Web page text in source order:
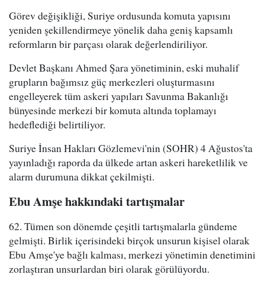
Görev değişikliği, Suriye ordusunda komuta yapısını
yeniden şekillendirmeye yönelik daha geniş kapsamlı
reformların bir parçası olarak değerlendiriliyor.
Devlet Başkanı Ahmed Şara yönetiminin, eski muhalif
grupların bağımsız güç merkezleri oluşturmasını
engelleyerek tüm askeri yapıları Savunma Bakanlığı
bünyesinde merkezi bir komuta altında toplamayı
hedeflediği belirtiliyor.
Suriye İnsan Hakları Gözlemevi'nin (SOHR) 4 Ağustos'ta
yayınladığı raporda da ülkede artan askeri hareketlilik ve
alarm durumuna dikkat çekilmişti.
Ebu Amşe hakkındaki tartışmalar
62. Tümen son dönemde çeşitli tartışmalarla gündeme
gelmişti. Birlik içerisindeki birçok unsurun kişisel olarak
Ebu Amşe'ye bağlı kalması, merkezi yönetimin denetimini
zorlaştıran unsurlardan biri olarak görülüyordu.